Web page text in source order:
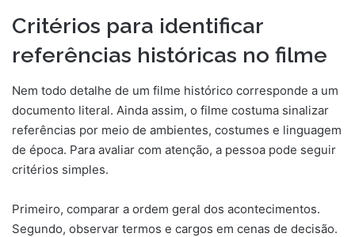
Critérios para identificar
referências históricas no filme
Nem todo detalhe de um filme histórico corresponde a um
documento literal. Ainda assim, o filme costuma sinalizar
referências por meio de ambientes, costumes e linguagem
de época. Para avaliar com atenção, a pessoa pode seguir
critérios simples.
Primeiro, comparar a ordem geral dos acontecimentos.
Segundo, observar termos e cargos em cenas de decisão.